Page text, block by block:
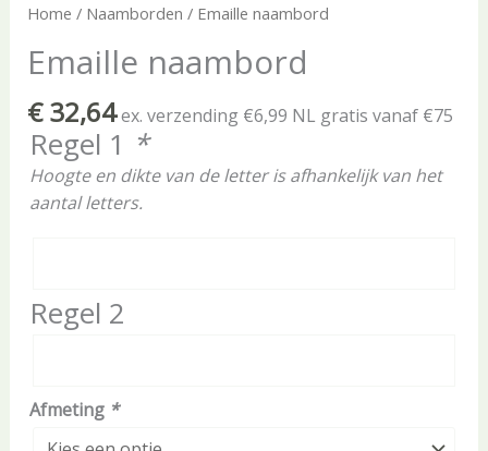
Home / Naamborden / Emaille naambord
Emaille naambord
€32,64ex. verzending €6,99 NL gratis vanaf €75
Regel 1 *
Hoogte en dikte van de letter is afhankelijk van het
aantal letters.
Regel 2
Afmeting *